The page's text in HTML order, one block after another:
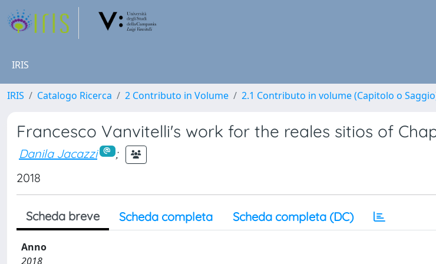
IRIS
IRIS Catalogo Ricerca 2 Contributo in Volume 2.1 Contributo in volume (Capitolo o
Francesco Vanvitelli's work for the reales sitios of
Danila Jacazzi
;
2018
Scheda breve Scheda completa Scheda completa (DC)
Anno
2018